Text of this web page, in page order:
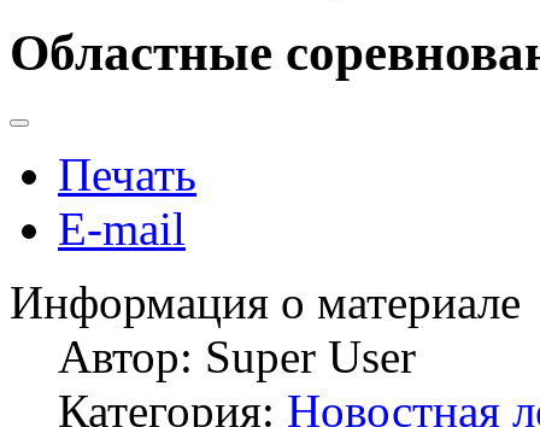
Областные
Печать
E-mail
Информация о материале
Автор: Super User
Категория: Новостная